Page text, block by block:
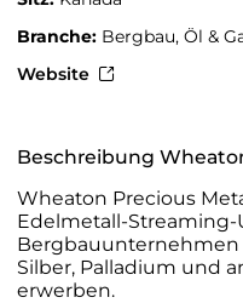
Branche: Bergbau, Öl &
Website
Beschreibung
Wheaton Precious
Edelmetall-
Bergbauunternehmen
Silber, Palladium und
erwerben.